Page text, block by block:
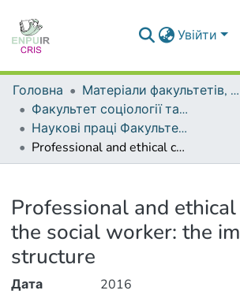
Увійти
Головна
Матеріали факультетів, інститутів, підрозділів
Факультет соціології та соціальної політики
Наукові праці Факультету соціології та соціальної політики
Professional and ethical culture of the social worker: the import and structure
Professional and
the social worker: the
structure
Дата
2016